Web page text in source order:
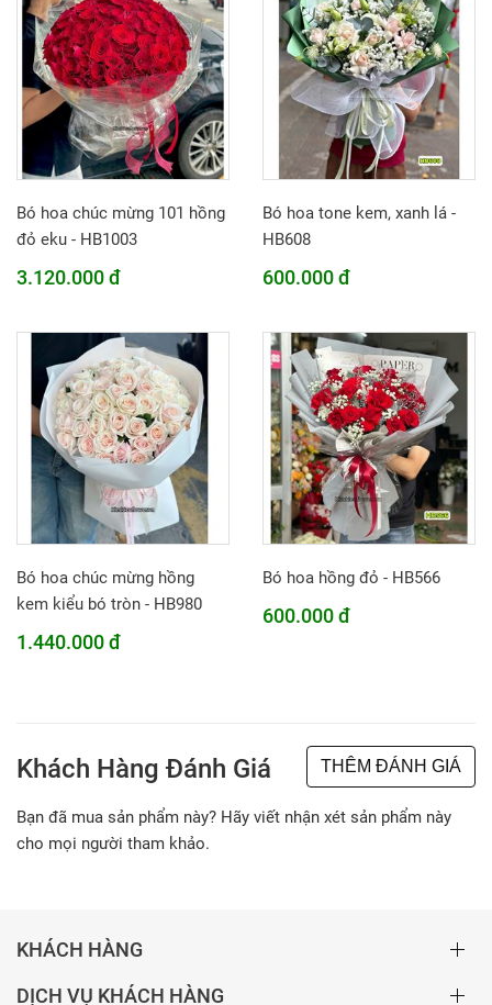
Bó hoa chúc mừng 101 hồng
đỏ eku - HB1003
3.120.000 đ
Bó hoa tone kem, xanh lá -
HB608
600.000 đ
Bó hoa chúc mừng hồng
kem kiểu bó tròn - HB980
1.440.000 đ
Bó hoa hồng đỏ - HB566
600.000 đ
Khách Hàng Đánh Giá THÊM ĐÁNH GIÁ
Bạn đã mua sản phẩm này? Hãy viết nhận xét sản phẩm này
cho mọi người tham khảo.
KHÁCH HÀNG
DỊCH VỤ KHÁCH HÀNG